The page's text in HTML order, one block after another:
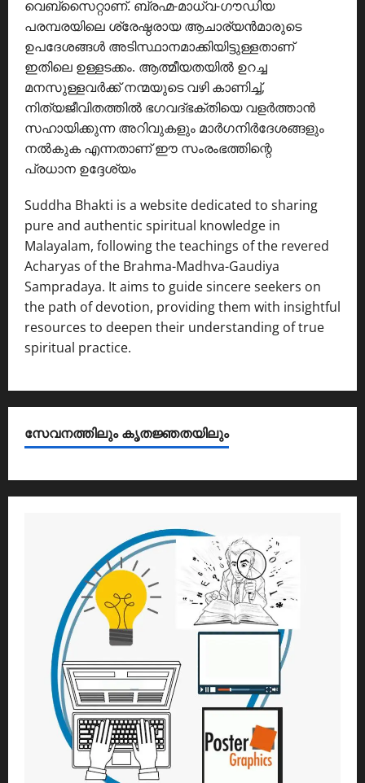
വെബ്സൈറ്റാണ്. ബ്രഹ്മ-മാധ്വ-ഗൗഡിയ
പരമ്പരയിലെ ശ്രേഷ്ഠരായ ആചാര്യൻമാരുടെ
ഉപദേശങ്ങൾ അടിസ്ഥാനമാക്കിയിട്ടുള്ളതാണ്
ഇതിലെ ഉള്ളടക്കം. ആത്മീയതയിൽ ഉറച്ച
മനസുള്ളവർക്ക് നന്മയുടെ വഴി കാണിച്ച്,
നിത്യജീവിതത്തിൽ ഭഗവദ്ഭക്തിയെ വളർത്താൻ
സഹായിക്കുന്ന അറിവുകളും മാർഗനിർദേശങ്ങളും
നൽകുക എന്നതാണ് ഈ സംരംഭത്തിന്റെ
പ്രധാന ഉദ്ദേശ്യം
Suddha Bhakti is a website dedicated to sharing
pure and authentic spiritual knowledge in
Malayalam, following the teachings of the revered
Acharyas of the Brahma-Madhva-Gaudiya
Sampradaya. It aims to guide sincere seekers on
the path of devotion, providing them with insightful
resources to deepen their understanding of true
spiritual practice.
സേവനത്തിലും കൃതജ്ഞതയിലും